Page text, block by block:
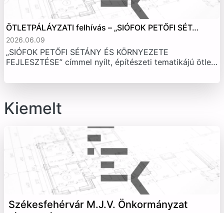
ÖTLETPÁLÁYZATI felhívás – „SIÓFOK PETŐFI SÉT…
2026.06.09
„SIÓFOK PETŐFI SÉTÁNY ÉS KÖRNYEZETE
FEJLESZTÉSE” címmel nyílt, építészeti tematikájú ötle…
Kiemelt
Székesfehérvár M.J.V. Önkormányzat